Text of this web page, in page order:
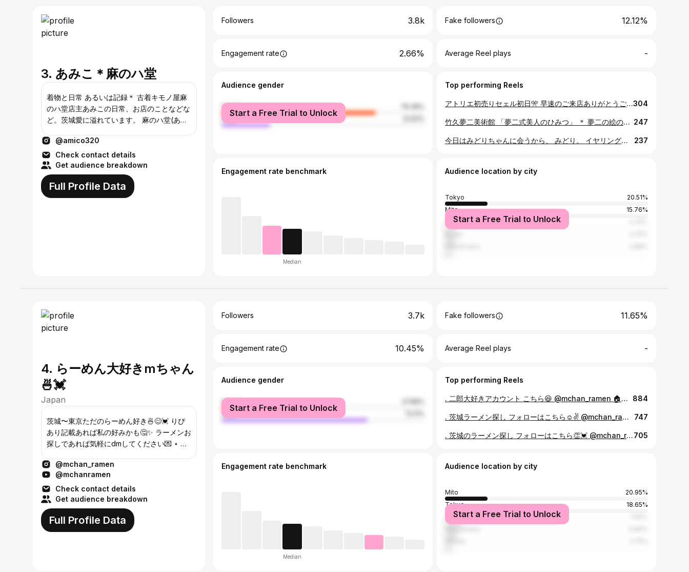
3. あみこ＊麻のハ堂
着物と日常 あるいは記録＊ 古着キモノ屋麻
のハ堂店主あみこの日常、お店のことなどな
ど。茨城愛に溢れています。 麻のハ堂(あさ
トリエ☞茨城県ひたちなか市平磯町1833 ※
不定期オープン 通販&来店ご希望の方はお気
軽にDMにてお問い合わせください。
@amico320
Check contact details
Get audience breakdown
Full Profile Data
Followers 3.8k Fake followers 12.12%
Engagement rate 2.66% Average Reel plays -
Audience gender
female
male
Start a Free Trial to Unlock
Top performing Reels
アトリエ初売りセェル初日🎌 早速のご来店ありがとうございました。 明日も明後日も、オープンしております。 どうぞお気軽に宝探し気分でお越しくださいませ✨ ＊ 今年のきものはじめは、麻の葉の着物に男物の黒の紋付羽織を。 この羽織はアトリエの大家さんの持ち物を譲り受けたものです。 今年も大切に着させていただきますと敬意を込めて。 ＊ 本年も麻のハ堂を何卒ご贔屓に💘 今年もよろしくお願いします。 ＊ #麻のハ堂アトリエ雑記 #アトリエオープン #初売りセェル #古着着物屋麻のハ堂 #今日の着物 #着物コーディネート #アンティーク着物 #kimonofashion #kimonostyle #antiquekimono #japanesestyle304
竹久夢二美術館 「夢二式美人のひみつ」 ＊ 夢二の絵の中にいる女性には、やはり心を惹かれるものがあります。 まなざしや仕草。どの人もどこかもの寂しさを含んでいるのはなぜだろう。 ＊ 夢二に恋された女性、夢二に恋した女性、そんなそれぞれの気持ちなど想像しても及びませんが、少しだけなり切ってみる頭の中の遊びをしました。 ＊ 夢二の絵から、たくさんのヒントをいただいて生きているな、と改めて思った日。 ＊ #竹久夢二 #竹久夢二美術館 #弥生美術館 #夢二式美人のひみつ #叙情画 #着物でお出かけ #着物好きさんと繋がりたい #着物自画撮り部 #kimonofashion #kimonostyle #kimono 247
今日はみどりちゃんに会うから、 みどり。 イヤリングは @_conoco_ さんのカエルです。今日は紫陽花を見にいきました。水戸の保和苑、紫陽花が盛りを迎えておりますよ。 ＊ 麻のハ堂西巣鴨支店では夢みたいな2日間を過ごしました。皆様ありがとうございました。 そしてお次はつくばです。 明後日から2日間、こちらもよろしくお願いします。 ＊ 💠浴衣と小物で夏遊び💠 6/24(金)11時-17時 6/25(土)10時-16時 at.つくばここちテリア 茨城県つくば市羽成23 ＊ #今日の着物 #着物コーディネート #アンティーク着物 #保和苑 #水戸 #浴衣と小物で夏遊び #行商キモノ屋麻のハ堂 #つくば #茨城 #ゆかた #浴衣 #yukata #夏着物 #kimono #japanesefashion #japaneseyukata #japanese kimono 237
Engagement rate benchmark
Median
Audience location by city
Tokyo
20.51%
Mito
15.76%
Ōsaka
Start a Free Trial to Unlock
4. らーめん大好きmちゃん
🍜💓
Japan
茨城〜東京ただのらーめん好き🍜😊💓 りぴ
あり記載あれば私の好みかも🤔✨ ラーメンお
探しであれば気軽にdmしてください💌 ⋆ 特
抜きなんです🙅‍♀️ ⋆
@mchan_ramen
@mchanramen
Check contact details
Get audience breakdown
Full Profile Data
Followers 3.7k Fake followers 11.65%
Engagement rate 10.45% Average Reel plays -
Audience gender
female
male
Start a Free Trial to Unlock
Top performing Reels
. 二郎大好きアカウント こちら😆 @mchan_ramen 🏠ラーメン二郎ひたちなか店 🍜小ラーメン 生卵 💰750円 50円 🚉JR常磐線勝田駅より1833m 🅿️あり ❌日曜日 🤳Twitter要確認 💺主にカウンター、テーブル一応あり 🎫食券制 高額紙幣可 あけましておめでとうございます🐰🎍 麺初めは二郎が食べたいっっっ！！ 遅くなりましたがやっと訪問できました☺️ 平日13時前訪問で直中待ち 着席前コールは 🗣麺1/3、アブラ抜き 着席後コール 🗣ヤサイスクナメニンニクスクナメアブラ スープがしょっぱうまー😳😳😳😳 うわーこれが食べたかったのよ☺️☺️☺️ アブラ抜きにしたからか 醤油のキリッと感がガツンときてまじ最高✌️ 背脂はほんと好みの味付けで ヤサイがこれだけでなくなるううう 麺は前より柔らかめになったかな？？？ 1/3でかなりちょうど良い量で食べれた🐷 豚は2枚入っててぷるぷるうまいー 私の大好きな生卵付けて食べました🙆‍♀️ 無心で食べて完食！！！ 麺量少なくしてから急ぐことなく味わって 食べれるようになったから良かった🤭🤭🤭🤍 さいこーまたすぐいくー！ りぴあり 二郎系らーめんれぽはこちら 👉#mの二郎系れぽ 👉#mの二郎系れぽ茨城 エリア別はこちら 👉#mの茨城らーめんれぽ 👉#mのひたちなからーめんれぽ #ひたちなか二郎 #ラーメン二郎ひたちなか店 #なかじ #二郎 #ラーメン女子 #二郎女子と繋がりたい #二郎女子 #ニンニクスクナメアブラ #二郎ラーメン #jirojoshi #ラーメン二郎 #二郎系ラーメン #二郎インスパイア #ひたちなかグルメ #ひたちなかランチ #ひたちなかラーメン #ひたちなか市 #ひたちなかカフェ #茨城ラーメン #茨城グルメ #茨城ランチ #茨城らーめん好きと繋がりたい #茨城ラーメン部 #麺活 #茨城ラーメン女子 #めんすたぐらむ 1624 884
. 茨城ラーメン探し フォローはこちら☺️✌️ @mchan_ramen 🏠中華そば 先﨑 🍜濃厚牡蠣そば(多分) 味玉 💰930円(多分) 100円 🚉水戸駅より2973m 🕒10:00〜14:00 17:30〜20:30(夜営業は日による) 🅿️あり 事前にTwitterで確認おすすめ！ ❌木曜 金曜 たまに火曜？ 🪑テーブル、カウンター 🎫食券 🤳Twitter要確認 いつも行列の人気店こちら！ 運良くオープン頃の到着して一順目で入れた☺️✨ メニューがわからないので いつも食券前でフリーズ… 煮干しか、牡蠣系にしようとは決めてたけど 悩みに悩み… 濃厚牡蠣そば！に！(多分) 着丼から牡蠣のかおりがやっば〜🫢🫢🫢 スープうっま。えやば。 ずっとスープ飲めると思った。 麺も細麺でスープとの絡みが良き。 レアチャも美味しすぎるんよ🥺🥺🥺 バジルをレアチャと一緒に食べてうま〜！！ 味玉もとろっとろで久々に 大好きな固さ具合に出会った！！🤩 完飲しそうだったけど、我慢。笑 もちろんりぴあり 🥚👉☀️ エリア別はこちら 👉#mの茨城らーめんれぽ 👉#mの水戸らーめんれぽ #中華そば先﨑 #中華そば先崎 #先﨑 #先崎 #ibarakiselect #ibaraki #水戸ラーメン #水戸グルメ #水戸ランチ #茨城ランチ #茨城ラーメン #茨城グルメ #茨城ラーメン女子 #茨城らーめん好きと繋がりたい #茨城らーめん部 #麺活 #めんすたぐらむ #ラーメンインスタグラマー 747
. 茨城のラーメン探し フォローはこちら👏💓 @mchan_ramen 🏠 担々麺 QUATRE ÉPICE 🍜汁なし坦々麺 💰950円 🚉JR常磐線赤塚駅より1766m 🅿️あり2台のみ 🪑カウンターのみ 🎫食後現金払い 水戸の噂の坦々麺屋さん☺️🔥 駐車場少なめと聞いていたので開店時間に到着🚗 店内おっしゃれ〜で 坦々麺屋さんというよりはおしゃれカフェ🥹✨ メニューは決めていた汁なし担々麺を☺️ 目の前で調理しているのでじーっとみてしまう👀 出来上がりはこのっ なんとおっっっしゃれな坦々麺きた🥹💓 パスタ風おしゃれ坦々麺？(語彙力) ちょい辛であと引く〜🥰 フライドオニオンの食感も最高✌️ 周りについてるスパイスやチリソース？を絡めながら味変！ 温玉もいただけるので半分過ぎた頃に投入してまろやかに☺️☺️☺️ 追い飯系メニューも豊富だったから 絶対この余ったソースに絡めたら美味しそう…🤍 重くもなくぺろりと食べられて大満足😍 ここでしか食べられない坦々麺だ🥹✨ 今度はチーズのやつ食べたい🧀 りぴあり 坦々麺れぽはこちら 👉#mの坦々麺れぽ 👉#mの坦々麺れぽ茨城 ませそばれぽはこちら 👉#mのまぜそばれぽ 👉#mのまぜそばれぽ茨城 エリア別はこちら 👉#mの茨城らーめんれぽ 👉#mの水戸らーめんれぽ #担々麺QUATREÉPICE #QUATREÉPICE #Quatreepice #坦々麺quatreepice #キャトルエピス #坦々麺 #坦々麺好きな人と繋がりたい #坦々麺専門店 #東京ラーメンマニア #東京ラーメン #拉麵 #拉麵膠 #拉麵控 #라면 #水戸 #水戸ラーメン #水戸カフェ #水戸ランチ #水戸グルメ #茨城 #茨城ラーメン #茨城グルメ #茨城ランチ #茨城カフェ 1668705
Engagement rate benchmark
Median
Audience location by city
Mito
20.95%
Tokyo
18.65%
Tsukuba
Start a Free Trial to Unlock